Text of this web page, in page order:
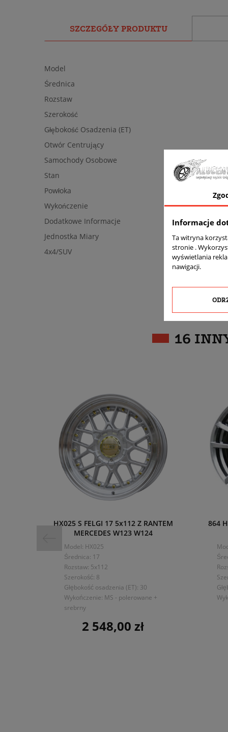
SZCZEGÓŁY PRODUKTU
Model
Średnica
Rozstaw
Szerokość
Głębokość Osadzenia (ET)
Otwór Centrujący
Samochody Osobowe
Stan
Powłoka
Wykończenie
Dodatkowe Informacje
Jednostka Miary
4x4/SUV
16
HX025 S FELGI 17 5x112 Z RANTEM
MERCEDES W123 W124
Model: HX025
Średnica: 17
Rozstaw: 5x112
Szerokość: 8
Głębokość osadzenia (ET): 30
Wykończenie: MS - polerowane +
srebrny
Cena
2 548,00 zł
864
Informacje
Ta witryna
stronie .
wyświetlania
nawigacji.